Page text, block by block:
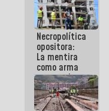
optimizar
manejo de
escombros
en La Guaira
Necropolítica
opositora:
La mentira
como arma
contra el
Pueblo